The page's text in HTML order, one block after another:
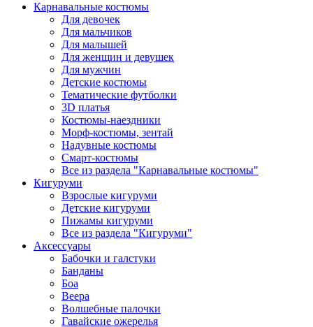
Карнавальные костюмы
Для девочек
Для мальчиков
Для малышей
Для женщин и девушек
Для мужчин
Детские костюмы
Тематические футболки
3D платья
Костюмы-наездники
Морф-костюмы, зентай
Надувные костюмы
Смарт-костюмы
Все из раздела "Карнавальные костюмы"
Кигуруми
Взрослые кигуруми
Детские кигуруми
Пижамы кигуруми
Все из раздела "Кигуруми"
Аксессуары
Бабочки и галстуки
Банданы
Боа
Веера
Волшебные палочки
Гавайские ожерелья